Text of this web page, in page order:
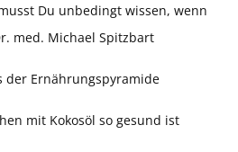
musst Du unbedingt wissen, wenn
med. Michael Spitzbart
der Ernährungspyramide
mit Kokosöl so gesund ist